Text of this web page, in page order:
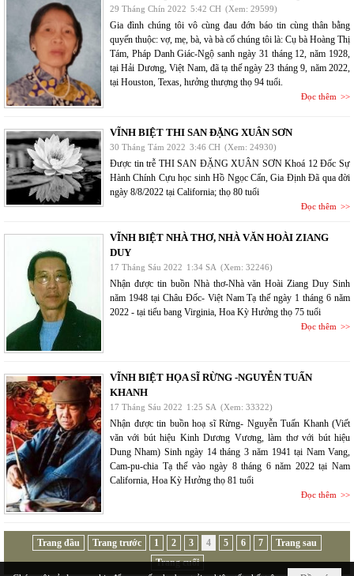
29 Tháng Chín 2022 5:42 CH (Xem: 29599)
Gia đình chúng tôi vô cùng đau đớn báo tin cùng thân bằng
quyến thuộc: vợ, mẹ, bà, và bà cố chúng tôi là: Cụ bà Hoàng Thị
Tám, Pháp Danh Giác-Ngộ sanh ngày 31 tháng 12, năm 1928,
tại Hải Dương, Việt Nam, đã tạ thế ngày 23 tháng 9, năm 2022,
tại Houston, Texas, hưởng thượng thọ 94 tuổi.
Đọc thêm
VĨNH BIỆT THI SAN ĐẶNG XUÂN SƠN
30 Tháng Tám 2022 3:46 CH (Xem: 24930)
Được tin trễ THI SAN ĐẶNG XUÂN SƠN Khoá 12 Đốc Sự
Hành Chính Cựu học sinh Hồ Ngọc Cẩn, Gia Định Đã qua đời
ngày 8/8/2022 tại California; thọ 80 tuổi
Đọc thêm
VĨNH BIỆT NHÀ THƠ, NHÀ VĂN HOÀI ZIANG
DUY
17 Tháng Sáu 2022 1:34 SA (Xem: 32246)
Nhận được tin buồn Nhà thơ-Nhà văn Hoài Ziang Duy Sinh
năm 1948 tại Châu Đốc- Việt Nam Tạ thế ngày 1 tháng 6 năm
2022 - tại tiểu bang Virginia, Hoa Kỳ Hưởng thọ 75 tuổi
Đọc thêm
VĨNH BIỆT HỌA SĨ RỪNG -NGUYỄN TUẤN
KHANH
17 Tháng Sáu 2022 1:25 SA (Xem: 33322)
Nhận được tin buồn hoạ sĩ Rừng- Nguyễn Tuấn Khanh (Viết
văn với bút hiệu Kinh Dương Vương, làm thơ với bút hiệu
Dung Nham) Sinh ngày 14 tháng 3 năm 1941 tại Nam Vang,
Cam-pu-chia Tạ thế vào ngày 8 tháng 6 năm 2022 tại Nam
California, Hoa Kỳ Hưởng thọ 81 tuổi
Đọc thêm
Trang đầu Trang trước 1 2 3 4 5 6 7
Trang sau
Trang cuối